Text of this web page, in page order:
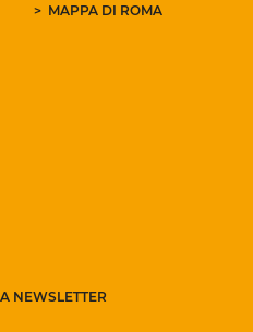
MAPPA DI ROMA
NEWSLETTER